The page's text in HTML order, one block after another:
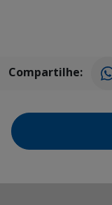
Compartilhe: